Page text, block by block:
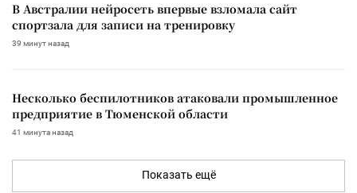
В Австралии нейросеть впервые взломала сайт
спортзала для записи на тренировку
39 минут назад
Несколько беспилотников атаковали промышленное
предприятие в Тюменской области
41 минута назад
Показать ещё